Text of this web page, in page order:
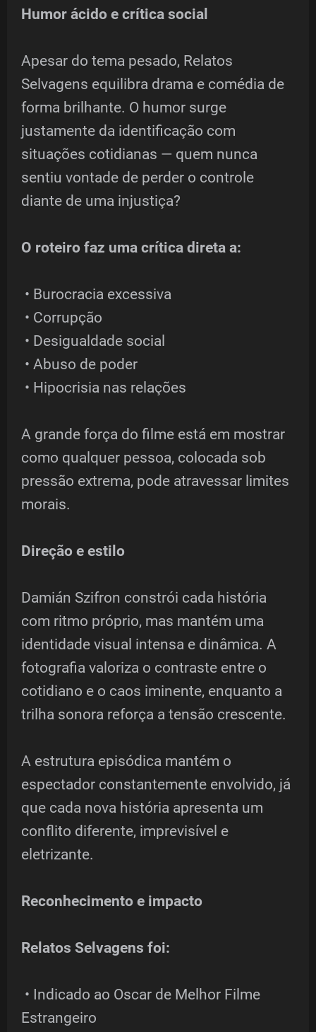
Humor ácido e crítica social
Apesar do tema pesado, Relatos
Selvagens equilibra drama e comédia de
forma brilhante. O humor surge
justamente da identificação com
situações cotidianas — quem nunca
sentiu vontade de perder o controle
diante de uma injustiça?
O roteiro faz uma crítica direta a:
• Burocracia excessiva
• Corrupção
• Desigualdade social
• Abuso de poder
• Hipocrisia nas relações
A grande força do filme está em mostrar
como qualquer pessoa, colocada sob
pressão extrema, pode atravessar limites
morais.
Direção e estilo
Damián Szifron constrói cada história
com ritmo próprio, mas mantém uma
identidade visual intensa e dinâmica. A
fotografia valoriza o contraste entre o
cotidiano e o caos iminente, enquanto a
trilha sonora reforça a tensão crescente.
A estrutura episódica mantém o
espectador constantemente envolvido, já
que cada nova história apresenta um
conflito diferente, imprevisível e
eletrizante.
Reconhecimento e impacto
Relatos Selvagens foi:
• Indicado ao Oscar de Melhor Filme
Estrangeiro